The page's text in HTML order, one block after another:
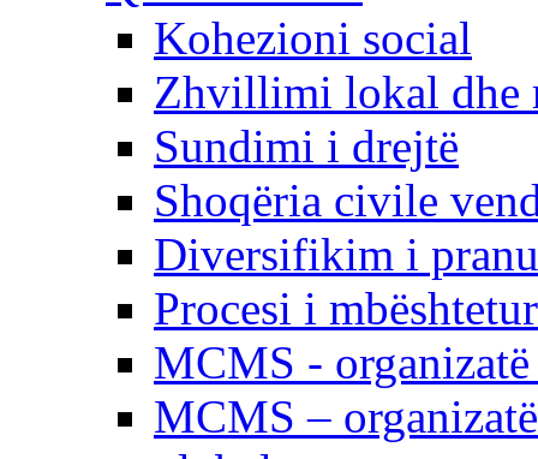
Kohezioni social
Zhvillimi lokal dhe
Sundimi i drejtë
Shoqëria civile
Diversifikim i
Procesi i
MCMS -
MCMS –